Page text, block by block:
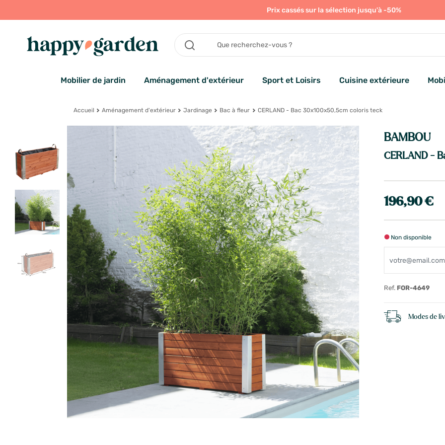
Prix cassés sur la sélection jusqu'à -50%
Mobilier de jardin Aménagement d'extérieur Sport et Loisirs Cuisine extérieure
Accueil Aménagement d'extérieur Jardinage Bac à fleur CERLAND - Bac 30x100x50,5cm coloris teck
BAMBOU
CERLAND -
196,90 €
Non disponible
Ref. FOR-4649
Modes de